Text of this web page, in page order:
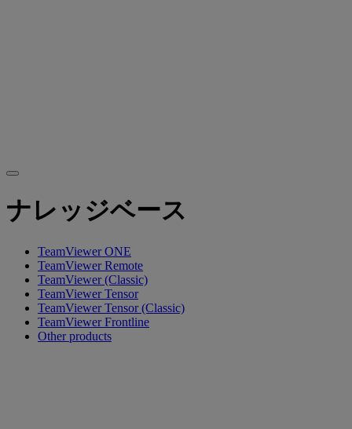
ナレッジベース
TeamViewer ONE
TeamViewer Remote
TeamViewer (Classic)
TeamViewer Tensor
TeamViewer Tensor (Classic)
TeamViewer Frontline
Other products